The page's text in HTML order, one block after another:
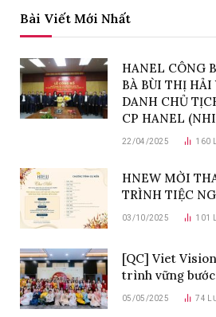
Bài Viết Mới Nhất
HANEL CÔNG
BÀ BÙI THỊ HẢI
DANH CHỦ
CP HANEL
22/04/2025 160
HNEW MỜI
TRÌNH TIỆC
03/10/2025 101
[QC] Viet
trình vững bước
05/05/2025 74